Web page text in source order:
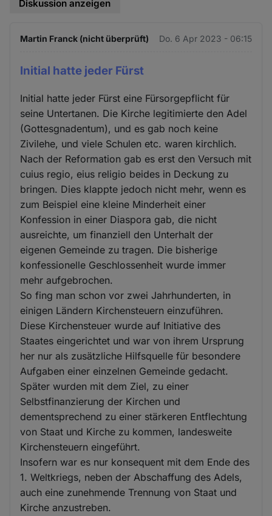
Diskussion anzeigen
Martin Franck (nicht überprüft) Do. 6 Apr 2023 - 06:15
Initial hatte jeder Fürst
Initial hatte jeder Fürst eine Fürsorgepflicht für
seine Untertanen. Die Kirche legitimierte den Adel
(Gottesgnadentum), und es gab noch keine
Zivilehe, und viele Schulen etc. waren kirchlich.
Nach der Reformation gab es erst den Versuch mit
cuius regio, eius religio beides in Deckung zu
bringen. Dies klappte jedoch nicht mehr, wenn es
zum Beispiel eine kleine Minderheit einer
Konfession in einer Diaspora gab, die nicht
ausreichte, um finanziell den Unterhalt der
eigenen Gemeinde zu tragen. Die bisherige
konfessionelle Geschlossenheit wurde immer
mehr aufgebrochen.
So fing man schon vor zwei Jahrhunderten, in
einigen Ländern Kirchensteuern einzuführen.
Diese Kirchensteuer wurde auf Initiative des
Staates eingerichtet und war von ihrem Ursprung
her nur als zusätzliche Hilfsquelle für besondere
Aufgaben einer einzelnen Gemeinde gedacht.
Später wurden mit dem Ziel, zu einer
Selbstfinanzierung der Kirchen und
dementsprechend zu einer stärkeren Entflechtung
von Staat und Kirche zu kommen, landesweite
Kirchensteuern eingeführt.
Insofern war es nur konsequent mit dem Ende des
1. Weltkriegs, neben der Abschaffung des Adels,
auch eine zunehmende Trennung von Staat und
Kirche anzustreben.